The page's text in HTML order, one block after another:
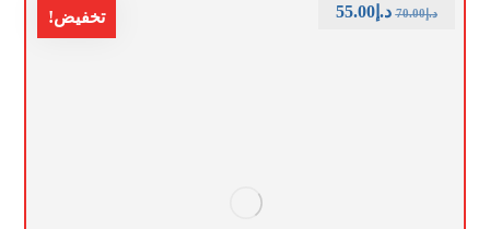
تخفيض! د.إ70.00 د.إ55.00